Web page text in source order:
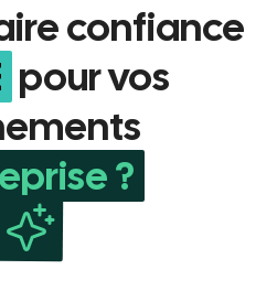
confiance
pour vos
?